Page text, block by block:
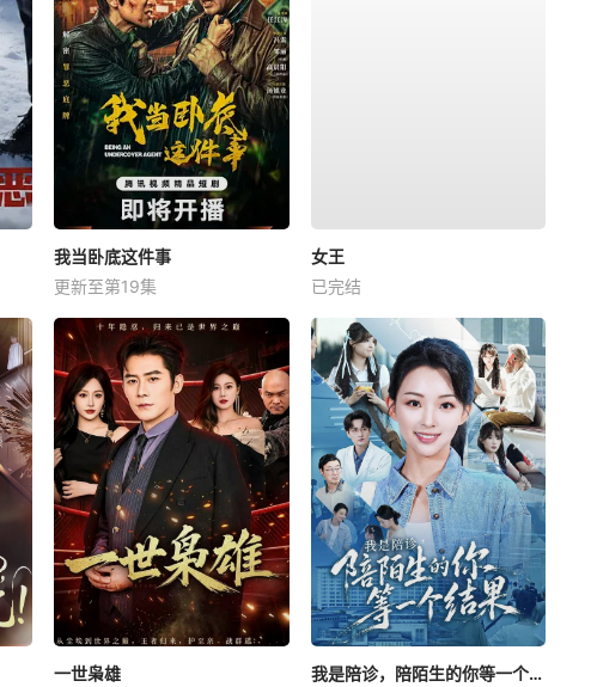
我当卧底这件事
更新至第19集
女王
已完结
一世枭雄
我是陪诊，陪陌生的你等一个结果